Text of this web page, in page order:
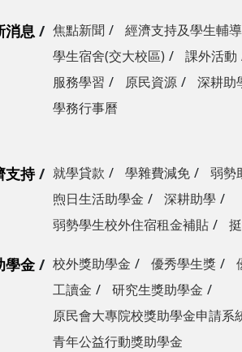
消息 焦點新聞 經濟支持及學生輔導
學生宿舍(交大校區)
課外活動
服務學習
原民資源 深耕助
學務行事曆
支持 就學貸款 學雜費減免 弱勢
煦日生活助學金
深耕助學
弱勢學生校外住宿租金補貼
學金 校外獎助學金 優秀學生獎
工讀金
研究生獎助學金
原民會大專院校獎助學金申請系
青年公益行動獎助學金